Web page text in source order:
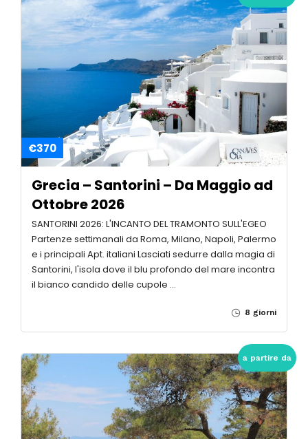
€370
Grecia – Santorini – Da Maggio ad
Ottobre 2026
SANTORINI 2026: L'INCANTO DEL TRAMONTO SULL'EGEO
Partenze settimanali da Roma, Milano, Napoli, Palermo
e i principali Apt. italiani Lasciati sedurre dalla magia di
Santorini, l'isola dove il blu profondo del mare incontra
il bianco candido delle cupole …
8 giorni
a partire da